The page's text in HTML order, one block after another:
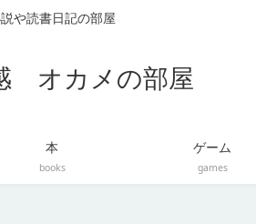
や読書日記の部屋
オカメの部屋
本
books
ゲーム
games